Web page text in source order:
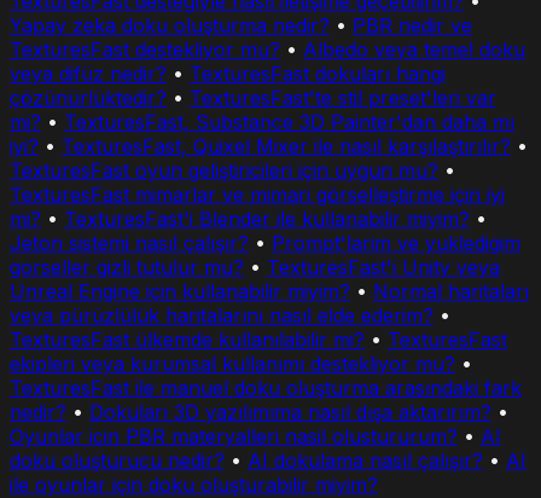
Yapay zeka doku oluşturma nedir? • PBR nedir ve
TexturesFast destekliyor mu? • Albedo veya temel doku
veya difüz nedir? • TexturesFast dokuları hangi
çözünürlüktedir? • TexturesFast'te stil preset'leri var
mi? • TexturesFast, Substance 3D Painter'dan daha mı
iyi? • TexturesFast, Quixel Mixer ile nasıl karşılaştırılır? •
TexturesFast oyun geliştiricileri için uygun mu? •
TexturesFast mimarlar ve mimari görselleştirme için iyi
mi? • TexturesFast'i Blender ile kullanabilir miyim? •
Jeton sistemi nasıl çalışır? • Prompt'larim ve yukledigim
gorseller gizli tutulur mu? • TexturesFast'i Unity veya
Unreal Engine için kullanabilir miyim? • Normal haritaları
veya pürüzlülük haritalarını nasıl elde ederim? •
TexturesFast ülkemde kullanılabilir mi? • TexturesFast
ekipleri veya kurumsal kullanımı destekliyor mu? •
TexturesFast ile manuel doku oluşturma arasındaki fark
nedir? • Dokuları 3D yazılımıma nasıl dışa aktarırım? •
Oyunlar icin PBR materyalleri nasil olustururum? • AI
doku oluşturucu nedir? • AI dokulama nasıl çalışır? • AI
ile oyunlar için doku oluşturabilir miyim?